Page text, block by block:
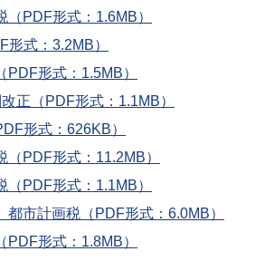
（PDF形式：1.6MB）
形式：3.2MB）
PDF形式：1.5MB）
正（PDF形式：1.1MB）
形式：626KB）
（PDF形式：11.2MB）
（PDF形式：1.1MB）
都市計画税（PDF形式：6.0MB）
PDF形式：1.8MB）